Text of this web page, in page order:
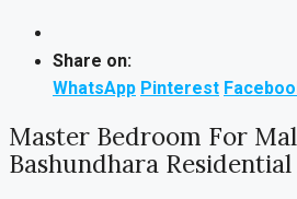
Share on:
WhatsApp Pinterest
Master Bedroom For
Bashundhara Residential